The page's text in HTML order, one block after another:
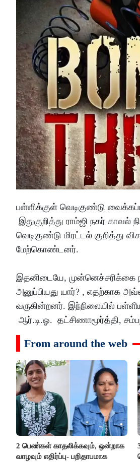
பள்ளிக்குள் வெடிகுண்டு
இதுகுறித்து ராம்ஜி நகர்
வெடிகுண்டு மிரட்டல்
மேற்கொண்டனர்.
இதனிடையே, முன்னெச்சரிக்கை
அனுப்பியது யார்? , எதற்காக
வருகின்றனர். இந்நிலையில்
ஆர்.டி.ஓ. தட்சிணாமூர்த்தி,
From around the web
2 பெண்கள் காதலிக்கவும், ஒன்றாக
வாழவும் எதிர்ப்பு- பறிதாபமாக